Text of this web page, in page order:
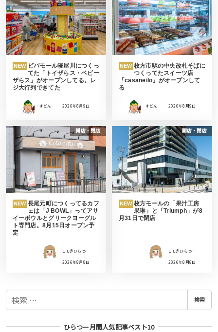
NEW ビバモール寝屋川につくっ
てた「トイザらス・ベビー
ザらス」がオープンしてる。レ
ジ大行列できてた
すどん 2026年8月9日
NEW 枚方市駅の中央改札そばに
つくってたスイーツ店
「casaneilo」がオープンして
る
すどん 2026年8月9日
開店・閉店
NEW 長尾元町につくってるカフ
ェは「J BOWL」ってアサ
イーボウルとグリークヨーグル
ト専門店。8月15日オープン予
定
モモ＠ひらつー
2026年8月8日
開店・閉店
NEW 枚方モールの「果汁工房
果琳」と「Triumph」が8
月31日で閉店
モモ＠ひらつー
2026年8月8日
検
検索
ひらつー月間人気記事ベスト10